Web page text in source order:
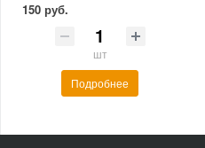
150 руб.
шт
Подробнее